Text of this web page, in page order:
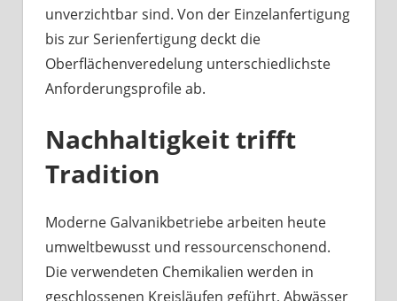
unverzichtbar sind. Von der Einzelanfertigung
bis zur Serienfertigung deckt die
Oberflächenveredelung unterschiedlichste
Anforderungsprofile ab.
Nachhaltigkeit trifft
Tradition
Moderne Galvanikbetriebe arbeiten heute
umweltbewusst und ressourcenschonend.
Die verwendeten Chemikalien werden in
geschlossenen Kreisläufen geführt, Abwässer